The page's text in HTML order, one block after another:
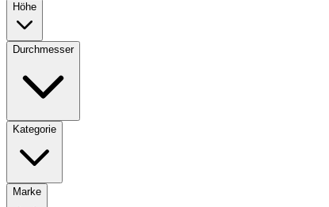
Höhe
Durchmesser
Kategorie
Marke